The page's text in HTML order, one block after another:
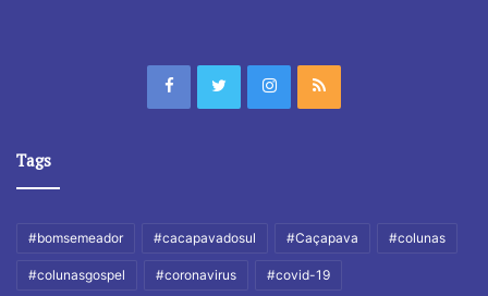
Tags
#bomsemeador #cacapavadosul #Caçapava #colunas
#colunasgospel #coronavirus #covid-19